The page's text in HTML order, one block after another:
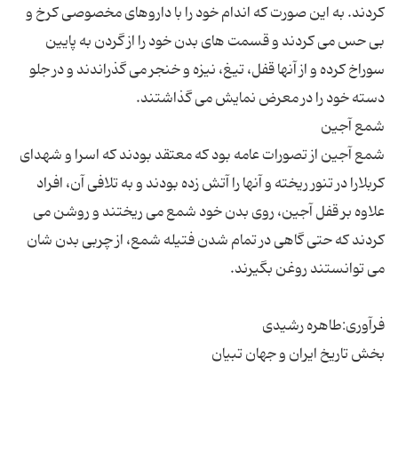
كردند. به این صورت كه اندام خود را با داروهای مخصوصی كرخ و
بی حس می كردند و قسمت های بدن خود را از گردن به پایین
سوراخ كرده و از آنها قفل، تیغ، نیزه و خنجر می گذراندند و در جلو
شمع آجین از تصورات عامه بود كه معتقد بودند كه اسرا و شهدای
كربلارا در تنور ریخته و آنها را آتش زده بودند و به تلافی آن، افراد
علاوه بر قفل آجین، روی بدن خود شمع می ریختند و روشن می
كردند كه حتی گاهی در تمام شدن فتیله شمع، از چربی بدن شان